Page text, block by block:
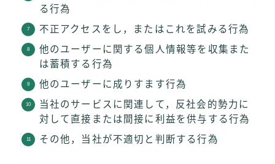
る行為
不正アクセスをし，またはこれを試みる行為
他のユーザーに関する個人情報等を収集また
は蓄積する行為
他のユーザーに成りすます行為
当社のサービスに関連して，反社会的勢力に
対して直接または間接に利益を供与する行為
その他，当社が不適切と判断する行為